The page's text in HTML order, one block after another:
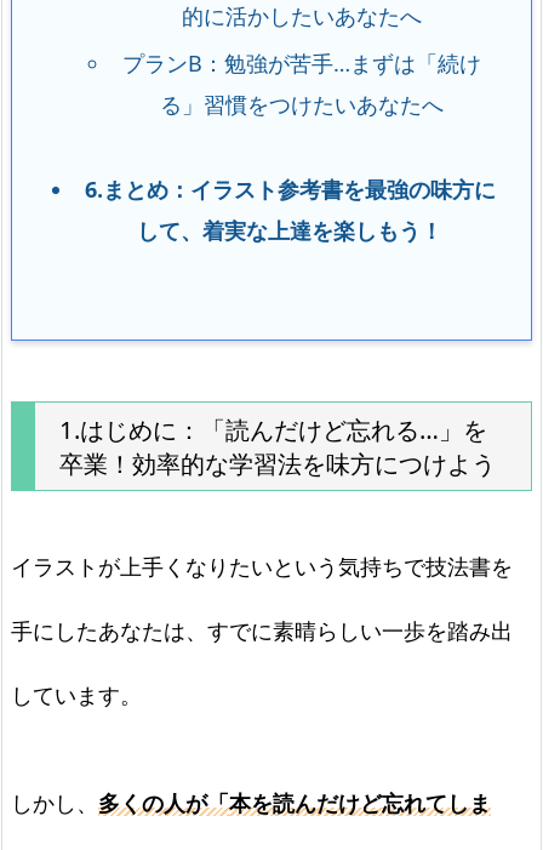
的に活かしたいあなたへ
プランB：勉強が苦手…まずは「続け
る」習慣をつけたいあなたへ
6.まとめ：イラスト参考書を最強の味方に
して、着実な上達を楽しもう！
1.はじめに：「読んだけど忘れる…」を
卒業！効率的な学習法を味方につけよう
イラストが上手くなりたいという気持ちで技法書を
手にしたあなたは、すでに素晴らしい一歩を踏み出
しています。
しかし、 多くの人が「本を読んだけど忘れてしま